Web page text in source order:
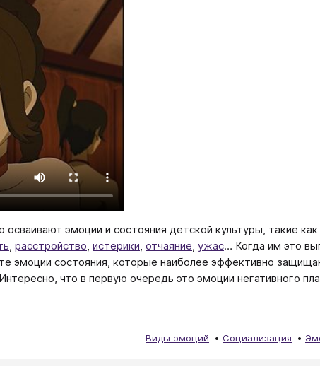
эмоции и состояния детской культуры, такие как
расстройство истерики отчаяние ужас… Когда им это
эмоции состояния, которые наиболее эффективно
что в первую очередь это эмоции негативного
Виды эмоций Социализация